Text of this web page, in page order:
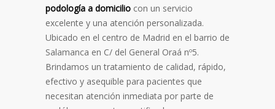
podología a domicilio con un servicio
excelente y una atención personalizada.
Ubicado en el centro de Madrid en el barrio de
Salamanca en C/ del General Oraá nº5.
Brindamos un tratamiento de calidad, rápido,
efectivo y asequible para pacientes que
necesitan atención inmediata por parte de